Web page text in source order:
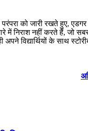
को जारी रखते हुए,
में निराश नहीं करते हैं, जो
विद्यार्थियों के साथ